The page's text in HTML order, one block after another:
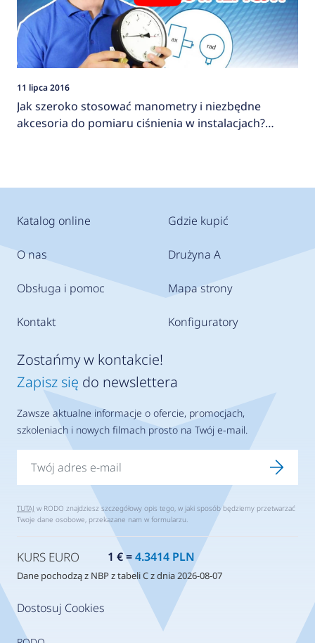
11 lipca 2016
Jak szeroko stosować manometry i niezbędne
akcesoria do pomiaru ciśnienia w instalacjach?
Katalog online
O nas
Obsługa i pomoc
Kontakt
Gdzie kupić
Drużyna A
Mapa strony
Konfiguratory
Dostosuj Cookies
Zostańmy w kontakcie!
Zapisz się do newslettera
Zawsze aktualne informacje o ofercie, promocjach,
szkoleniach i nowych filmach prosto na Twój e-mail.
TUTAJ w RODO znajdziesz szczegółowy opis tego, w jaki sposób będziemy przetwarzać
Twoje dane osobowe, przekazane nam w formularzu.
KURS EURO 1 € =4.3414 PLN
Dane pochodzą z NBP z tabeli C z dnia 2026-08-07